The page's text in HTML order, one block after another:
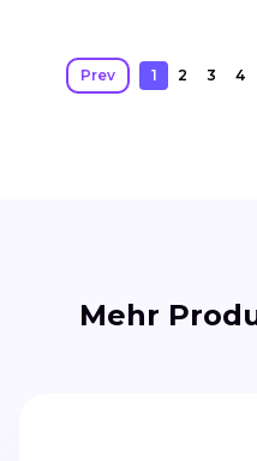
Prev 1 2 3 4
Mehr